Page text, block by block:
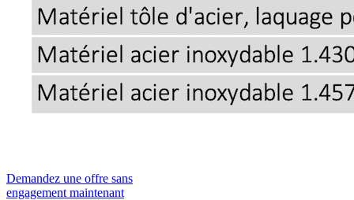
Demandez une offre sans
engagement maintenant